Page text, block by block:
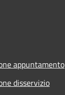
appuntamento
disservizio